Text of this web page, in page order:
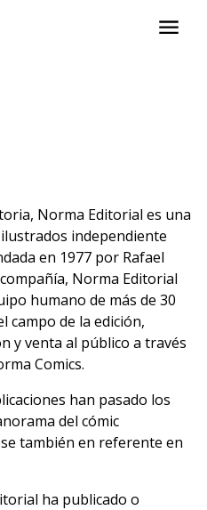
Norma Editorial es una
independiente
en 1977 por Rafael
Norma Editorial
humano de más de 30
campo de la edición,
y venta al público a través
Comics.
han pasado los
del cómic
también en referente en
ha publicado o